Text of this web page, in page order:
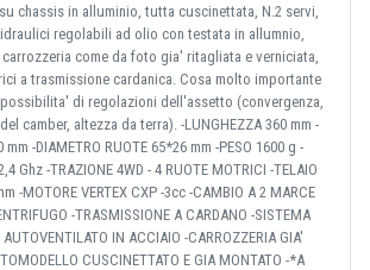
chassis in alluminio, tutta cuscinettata, N.2 servi,
regolabili ad olio con testata in allumnio,
come da foto gia' ritagliata e verniciata,
a trasmissione cardanica. Cosa molto importante
di regolazioni dell'assetto (convergenza,
camber, altezza da terra). -LUNGHEZZA 360 mm -
mm -DIAMETRO RUOTE 65*26 mm -PESO 1600 g -
Ghz -TRAZIONE 4WD - 4 RUOTE MOTRICI -TELAIO
-MOTORE VERTEX CXP -3cc -CAMBIO A 2 MARCE
-TRASMISSIONE A CARDANO -SISTEMA
AUTOVENTILATO IN ACCIAIO -CARROZZERIA GIA'
CUSCINETTATO E GIA MONTATO -*A